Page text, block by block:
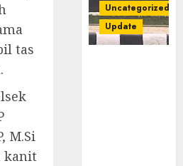
tas
M.Si
kanit
Uncategorized
Update